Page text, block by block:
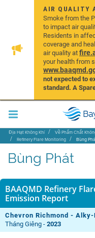
AIR QUALITY
Smoke from the
to impact air
Residents in
coverage and
air quality at
your health from
not expected to
standard. A
Địa Hạt Không Khí Về Phẩm Chất
Refinery Flare Monitoring
Bùng
Bùng Phát
BAAQMD Refinery
Emission Report
Chevron Richmond -
Tháng Giêng -2023